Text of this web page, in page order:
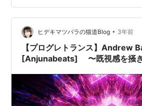
ーリー仕立てに追った『Tokyo』は
な作品です。 というのもリリック動
画）…ヒデキマツバラの猫道Blog • 3年前
【プログレトランス】Andrew
[Anjunabeats] 〜既視感を掻